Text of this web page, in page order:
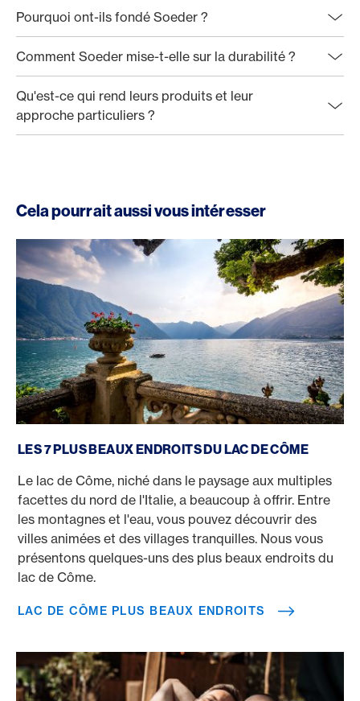
Pourquoi ont-ils fondé Soeder ?
Comment Soeder mise-t-elle sur la durabilité ?
Qu'est-ce qui rend leurs produits et leur
approche particuliers ?
Cela pourrait aussi vous intéresser
LES 7 PLUS BEAUX ENDROITS DU LAC DE CÔME
Le lac de Côme, niché dans le paysage aux multiples
facettes du nord de l'Italie, a beaucoup à offrir. Entre
les montagnes et l'eau, vous pouvez découvrir des
villes animées et des villages tranquilles. Nous vous
présentons quelques-uns des plus beaux endroits du
lac de Côme.
LAC DE CÔME PLUS BEAUX ENDROITS